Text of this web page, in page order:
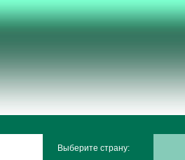
Выберите страну: